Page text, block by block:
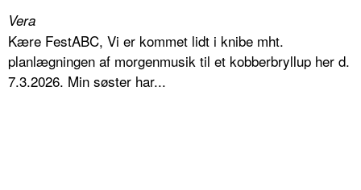
Vera
Kære FestABC, Vi er kommet lidt i knibe mht.
planlægningen af morgenmusik til et kobberbryllup her d.
7.3.2026. Min søster har...